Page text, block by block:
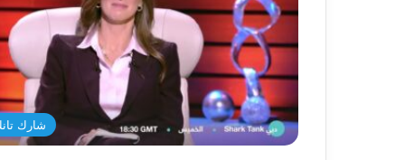
شارك تانك